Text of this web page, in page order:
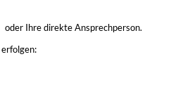
oder Ihre direkte Ansprechperson.
erfolgen: